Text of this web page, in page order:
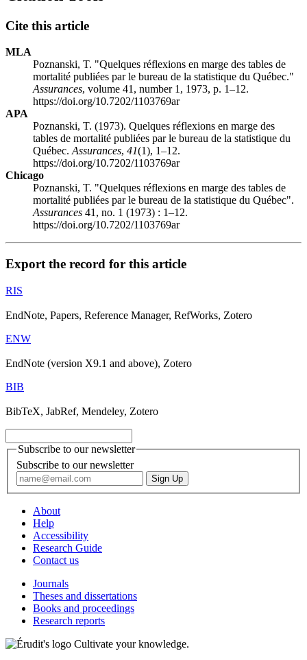
Cite this article
MLA
Poznanski, T. "Quelques réflexions en marge des tables de
mortalité publiées par le bureau de la statistique du Québec."
Assurances, volume 41, number 1, 1973, p. 1–12.
https://doi.org/10.7202/1103769ar
APA
Poznanski, T. (1973). Quelques réflexions en marge des
tables de mortalité publiées par le bureau de la statistique du
Québec. Assurances, 41(1), 1–12.
https://doi.org/10.7202/1103769ar
Chicago
Poznanski, T. "Quelques réflexions en marge des tables de
mortalité publiées par le bureau de la statistique du Québec".
Assurances 41, no. 1 (1973) : 1–12.
https://doi.org/10.7202/1103769ar
Export the record for this article
RIS
EndNote, Papers, Reference Manager, RefWorks, Zotero
ENW
EndNote (version X9.1 and above), Zotero
BIB
BibTeX, JabRef, Mendeley, Zotero
Subscribe to our newsletter
Subscribe to our newsletter
About
Help
Accessibility
Research Guide
Contact us
Journals
Theses and dissertations
Books and proceedings
Research reports
Cultivate your knowledge.